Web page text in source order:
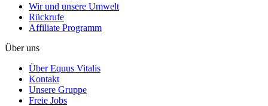
Wir und unsere Umwelt
Rückrufe
Affiliate Programm
Über uns
Über Equus Vitalis
Kontakt
Unsere Gruppe
Freie Jobs